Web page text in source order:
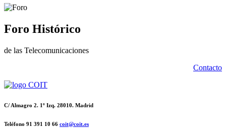
Foro Histórico
de las Telecomunicaciones
Contacto
C/ Almagro 2. 1º Izq. 28010. Madrid
Teléfono 91 391 10 66 coit@coit.es